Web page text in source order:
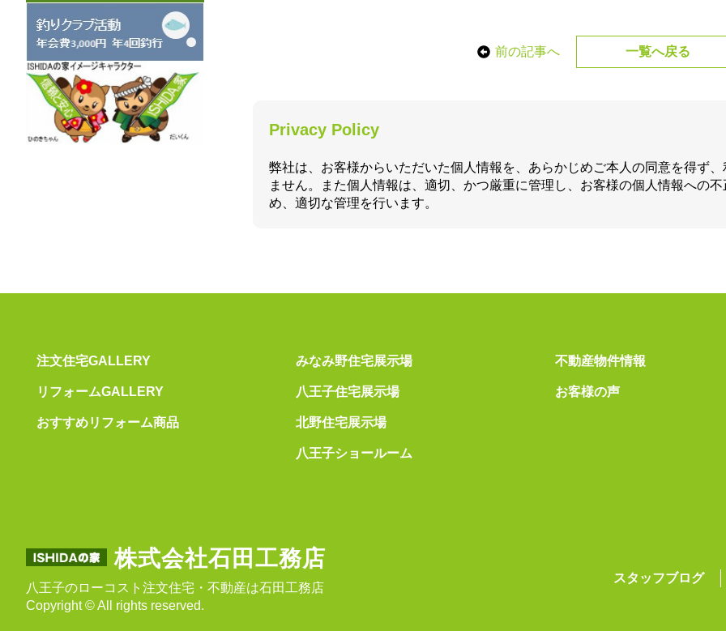
前の記事へ 一覧へ戻る
Privacy Policy
弊社は、お客様からいただいた個人情報を、あらかじめご本人の同意を得ず
ません。また個人情報は、適切、かつ厳重に管理し、お客様の個人情報への
め、適切な管理を行います。
注文住宅GALLERY
リフォームGALLERY
おすすめリフォーム商品
みなみ野住宅展示場
八王子住宅展示場
北野住宅展示場
八王子ショールーム
不動産物件情報
お客様の声
株式会社石田工務店
八王子のローコスト注文住宅・不動産は石田工務店
Copyright © All rights reserved.
スタッフブログ